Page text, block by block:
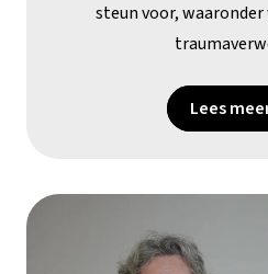
steun voor,
Lees